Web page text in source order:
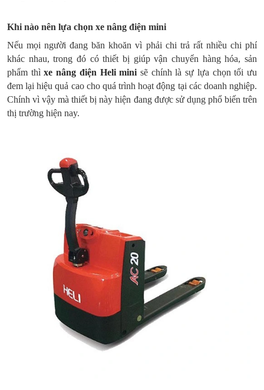
Khi nào nên lựa chọn xe nâng điện mini
Nếu mọi người đang băn khoăn vì phải chi trả rất nhiều chi phí
khác nhau, trong đó có thiết bị giúp vận chuyển hàng hóa, sản
phẩm thìxe nâng điện Heli mini sẽ chính là sự lựa chọn tối ưu
đem lại hiệu quả cao cho quá trình hoạt động tại các doanh nghiệp.
Chính vì vậy mà thiết bị này hiện đang được sử dụng phổ biến trên
thị trường hiện nay.